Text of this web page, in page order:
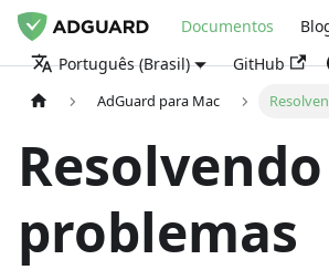
Documentos
Português (Brasil)
GitHub
AdGuard para Mac
Resolvendo
problemas